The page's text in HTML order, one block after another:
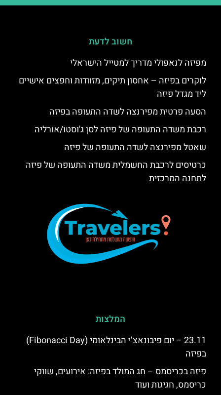
חשוב לדעת
מפיזה לנאפולי מדריך למטייל הישראלי
לוקרים בפיזה – אחסון תיקים, מזוודות וחפצים אישיים
ליד מגדל פיזה
הסעה פרטית מפירנצה לשדה התעופה בפיזה
רכבת משדה התעופה של פיזה לסן ג'וסטו/אורליה
שאטל מפירנצה לשדה התעופה של פיזה
כרטיסים לרכבת החשמלית משדה התעופה של פיזה
לתחנה המרכזית
המלצות
23.11 – יום פיבונאצ’י הבינלאומי (Fibonacci Day)
בפיזה
פיזה בכריסמס – חג המולד בפיזה: אירועים, שווקי
כריסמס, חגיגות ועוד